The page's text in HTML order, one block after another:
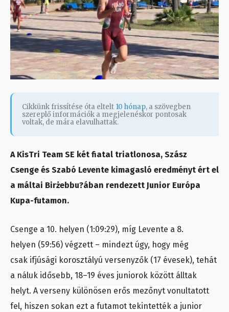
Cikkünk frissítése óta eltelt 10 hónap, a szövegben
szereplő információk a megjelenéskor pontosak
voltak, de mára elavulhattak.
A KisTri Team SE két fiatal triatlonosa, Szász
Csenge és Szabó Levente kimagasló eredményt ért el
a máltai Birżebbu?ában rendezett Junior Európa
Kupa-futamon.
Csenge a 10. helyen (1:09:29), míg Levente a 8.
helyen (59:56) végzett – mindezt úgy, hogy még
csak ifjúsági korosztályú versenyzők (17 évesek), tehát
a náluk idősebb, 18–19 éves juniorok között álltak
helyt. A verseny különösen erős mezőnyt vonultatott
fel, hiszen sokan ezt a futamot tekintették a junior